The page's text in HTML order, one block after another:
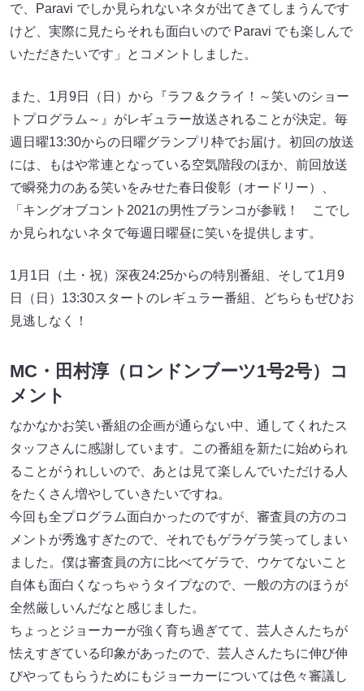
で、Paravi でしか見られないネタが出てきてしまうんです
けど、実際に見たらそれも面白いので Paravi でも楽しんで
いただきたいです」とコメントしました。
また、1月9日（日）から『ラフ＆クライ！～笑いのショー
トプログラム～』がレギュラー放送されることが決定。毎
週日曜13:30からの日曜グランプリ枠でお届け。初回の放送
には、もはや常連となっている空気階段のほか、前回放送
で瞬発力のある笑いをみせた春日俊彰（オードリー）、
「キングオブコント2021の男性ブランコが参戦！ こでし
か見られないネタで毎週日曜昼に笑いを提供します。
1月1日（土・祝）深夜24:25からの特別番組、そして1月9
日（日）13:30スタートのレギュラー番組、どちらもぜひお
見逃しなく！
MC・田村淳（ロンドンブーツ1号2号）コ
メント
なかなかお笑い番組の企画が通らない中、通してくれたス
タッフさんに感謝しています。この番組を新たに始められ
ることがうれしいので、あとは見て楽しんでいただける人
をたくさん増やしていきたいですね。
今回も全プログラム面白かったのですが、審査員の方のコ
メントが秀逸すぎたので、それでもゲラゲラ笑ってしまい
ました。僕は審査員の方に比べてゲラで、ウケてないこと
自体も面白くなっちゃうタイプなので、一般の方のほうが
全然厳しいんだなと感じました。
ちょっとジョーカーが強く育ち過ぎてて、芸人さんたちが
怯えすぎている印象があったので、芸人さんたちに伸び伸
びやってもらうためにもジョーカーについては色々審議し